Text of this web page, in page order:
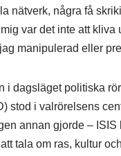
nätverk, några få
var det inte att
manipulerad eller
i dagsläget politiska
stod i valrörelsens
annan gjorde – ISIS
tala om ras, kultur